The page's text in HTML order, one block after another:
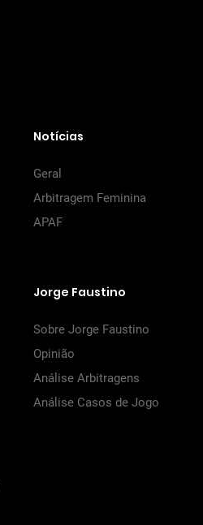
Notícias
Geral
Arbitragem Feminina
APAF
Jorge Faustino
Sobre Jorge Faustino
Opinião
Análise Arbitragens
Análise Casos de Jogo